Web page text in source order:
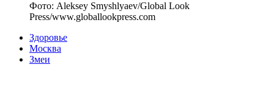
Фото: Aleksey Smyshlyaev/Global Look
Press/www.globallookpress.com
Здоровье
Москва
Змеи